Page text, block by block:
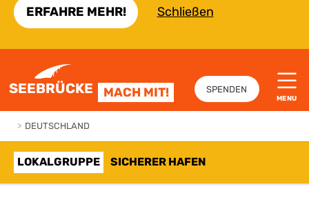
ERFAHRE MEHR! Schließen
SEEBRÜCKE MACH MIT! SPENDEN
MENU
> DEUTSCHLAND
LOKALGRUPPE SICHERER HAFEN